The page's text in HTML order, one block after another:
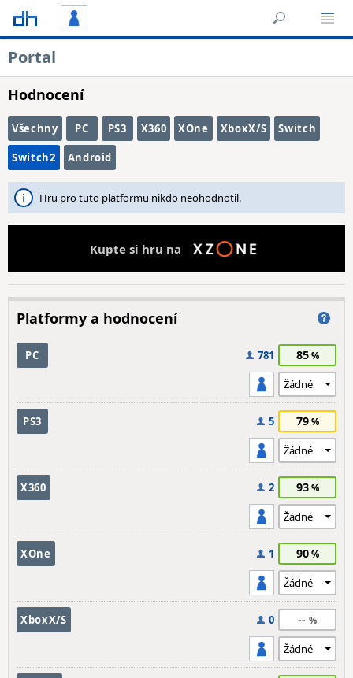
Portal
Hodnocení
Všechny PC PS3 X360 XOne XboxX/S Switch
Switch2 Android
Hru pro tuto platformu nikdo neohodnotil.
Kupte si hru na
Platformy a hodnocení
PC 781 85
PS3 5 79
X360 2 93
XOne 1 90
XboxX/S 0 --